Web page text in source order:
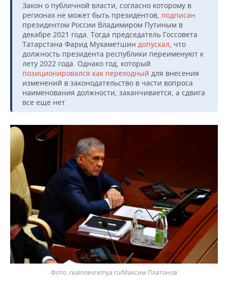
Закон о публичной власти, согласно которому в
регионах не может быть президентов, подписан
президентом России Владимиром Путиным в
декабре 2021 года. Тогда председатель Госсовета
Татарстана Фарид Мухаметшин допускал, что
должность президента республики переименуют к
лету 2022 года. Однако год, который
позиционировался как переходный для внесения
изменений в законодательство в части вопроса
наименования должности, заканчивается, а сдвига
все еще нет.
Фото: realnoevremya.ru/Максим Платонов